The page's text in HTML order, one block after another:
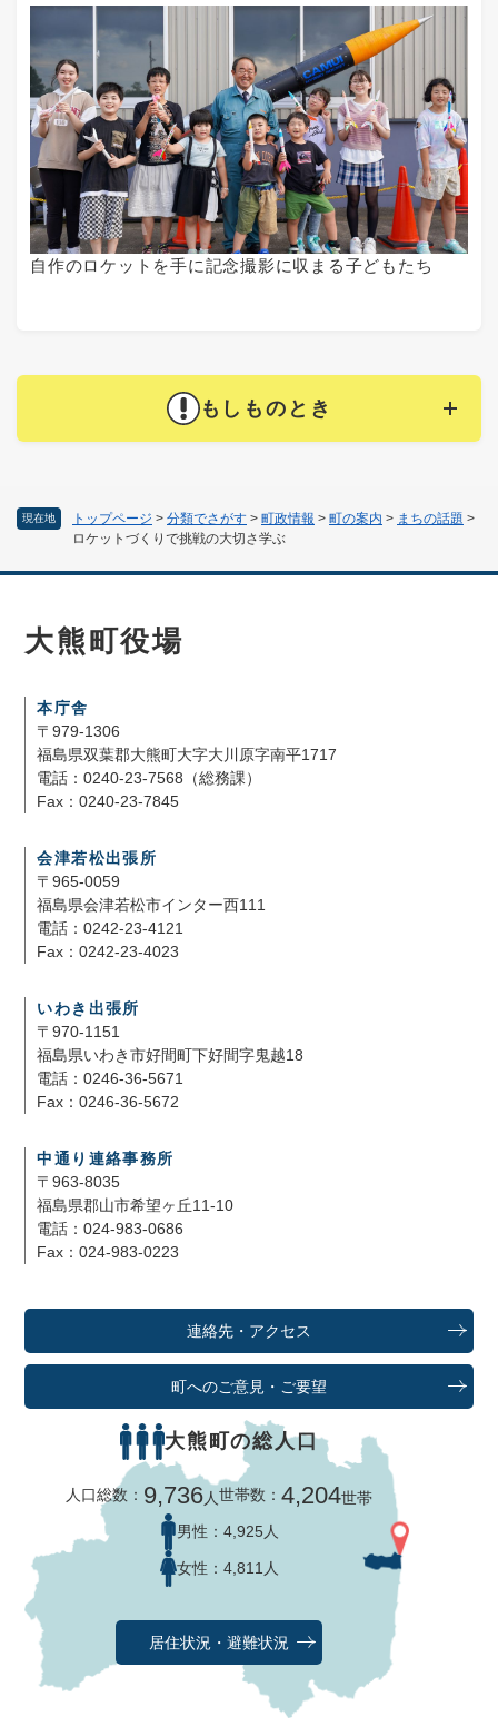
現在地 トップページ > 分類でさがす > 町政情報 > 町の案内 > まちの話題 >
ロケットづくりで挑戦の大切さ学ぶ
自作のロケットを手に記念撮影に収まる子どもたち
もしものとき
大熊町役場
本庁舎
〒979-1306
福島県双葉郡大熊町大字大川原字南平1717
電話：0240-23-7568（総務課）
Fax：0240-23-7845
会津若松出張所
〒965-0059
福島県会津若松市インター西111
電話：0242-23-4121
Fax：0242-23-4023
いわき出張所
〒970-1151
福島県いわき市好間町下好間字鬼越18
電話：0246-36-5671
Fax：0246-36-5672
中通り連絡事務所
〒963-8035
福島県郡山市希望ヶ丘11-10
電話：024-983-0686
Fax：024-983-0223
連絡先・アクセス
町へのご意見・ご要望
大熊町の総人口
人口総数： 9,736人世帯数：4,204世帯
男性： 4,925人
女性： 4,811人
居住状況・避難状況